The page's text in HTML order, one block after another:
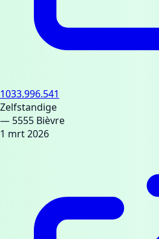
1033.996.541
Zelfstandige
— 5555 Bièvre
1 mrt 2026